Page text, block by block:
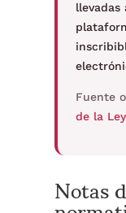
llevadas
Fuente
de la
Notas